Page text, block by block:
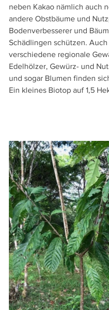
neben Kakao nämlich auch
andere Obstbäume und
Bodenverbesserer und
Schädlingen schützen.
verschiedene regionale
Edelhölzer, Gewürz- und
und sogar Blumen finden
Ein kleines Biotop auf 1,5